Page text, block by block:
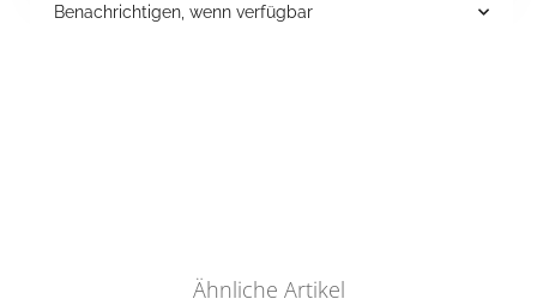
Benachrichtigen, wenn verfügbar
Ähnliche Artikel